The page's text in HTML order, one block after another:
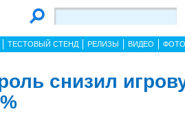
ТЕСТОВЫЙ СТЕНД РЕЛИЗЫ ВИДЕО
снизил